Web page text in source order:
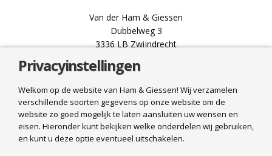
Van der Ham & Giessen
Dubbelweg 3
3336 LB Zwijndrecht
078 61 02 444
info@hamgiessen.nl
Bel ons
Mail ons
Privacyinstellingen
Welkom op de website van Ham & Giessen! Wij verzamelen
verschillende soorten gegevens op onze website om de
website zo goed mogelijk te laten aansluiten uw wensen en
eisen. Hieronder kunt bekijken welke onderdelen wij gebruiken,
en kunt u deze optie eventueel uitschakelen.